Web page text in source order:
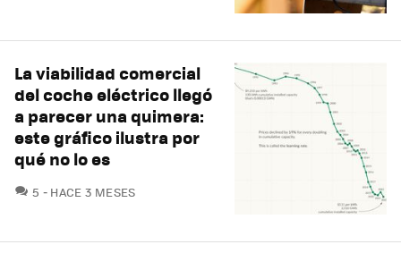
La viabilidad comercial
del coche eléctrico llegó
a parecer una quimera:
este gráfico ilustra por
qué no lo es
5 COMENTARIOS
HACE 3 MESES